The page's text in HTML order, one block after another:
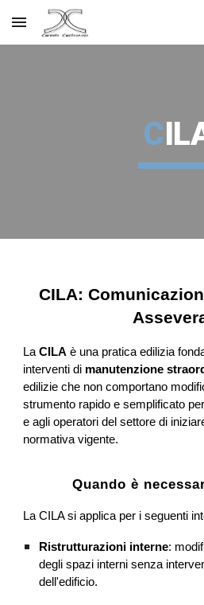
Skip to main content
C
CILA:
LaCILA è una pratica edilizia
interventi di manutenzione
edilizie che non comportano
strumento rapido e semplificato
e agli operatori del settore di
normativa vigente.
Quando è
La CILA si applica per i seguenti
Ristrutturazioni interne:
degli spazi interni senza
dell'edificio.